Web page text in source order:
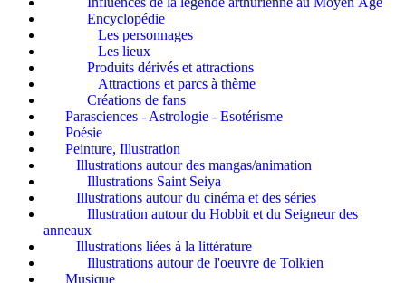
Encyclopédie
Les personnages
Les lieux
Produits dérivés et attractions
Attractions et parcs à thème
Créations de fans
Parasciences - Astrologie - Esotérisme
Poésie
Peinture, Illustration
Illustrations autour des mangas/animation
Illustrations Saint Seiya
Illustrations autour du cinéma et des séries
Illustration autour du Hobbit et du Seigneur des
anneaux
Illustrations liées à la littérature
Illustrations autour de l'oeuvre de Tolkien
Musique